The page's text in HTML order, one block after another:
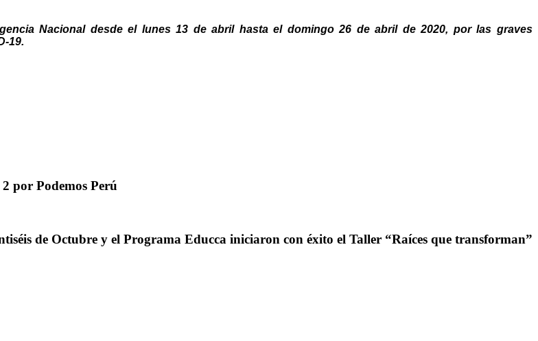
Nacional desde el lunes 13 de abril hasta el domingo 26 de abril de 2020, por las graves
19.
por Podemos Perú
de Octubre y el Programa Educca iniciaron con éxito el Taller “Raíces que transforman”